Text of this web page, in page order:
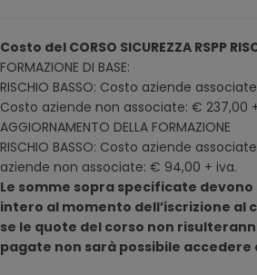
Costo del CORSO SICUREZZA RSPP
FORMAZIONE DI BASE:
RISCHIO BASSO: Costo aziende
Costo aziende non associate: € 237,00
AGGIORNAMENTO DELLA FORMAZIONE
RISCHIO BASSO: Costo aziende
aziende non associate: € 94,00 + iva.
Le somme sopra specificate
intero al momento dell’iscrizione al
se le quote del corso non
pagate non sarà possibile accedere